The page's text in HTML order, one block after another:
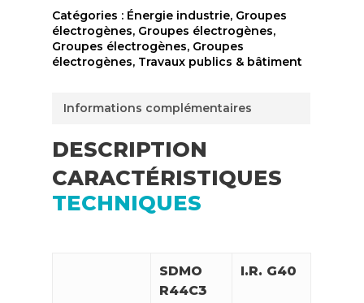
Catégories : Énergie industrie, Groupes
électrogènes, Groupes électrogènes,
Groupes électrogènes, Groupes
électrogènes, Travaux publics & bâtiment
Informations complémentaires
DESCRIPTION
CARACTÉRISTIQUES
TECHNIQUES
SDMO
R44C3
I.R. G40